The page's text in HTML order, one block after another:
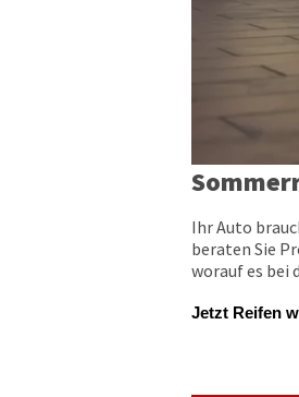
Ihr Auto
beraten Sie
worauf es bei
Jetzt Reifen